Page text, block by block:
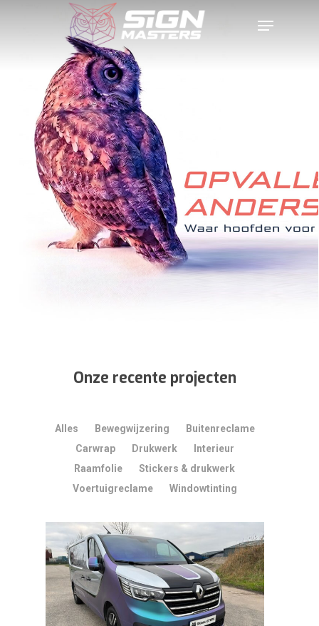
Onze recente projecten
Alles Bewegwijzering
Buitenreclame
Carwrap
Drukwerk
Interieur
Raamfolie
Stickers & drukwerk
Voertuigreclame
Windowtinting